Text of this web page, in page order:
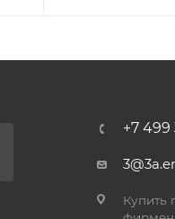
+7 499
Купить